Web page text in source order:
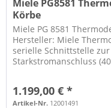
Miele PG8581
Körbe
Miele PG 8581
Hersteller: Miele
serielle Schnittstelle
Starkstromanschluss
1.199,00 € *
Artikel-Nr. 12001491